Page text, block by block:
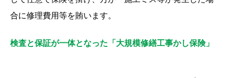
合に修理費用等を賄います。
検査と保証が一体となった「大規模修繕工事かし保険」